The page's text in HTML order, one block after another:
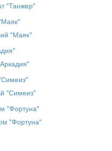
"Танжер"
"Маяк"
"Симеиз"
"Фортуна"